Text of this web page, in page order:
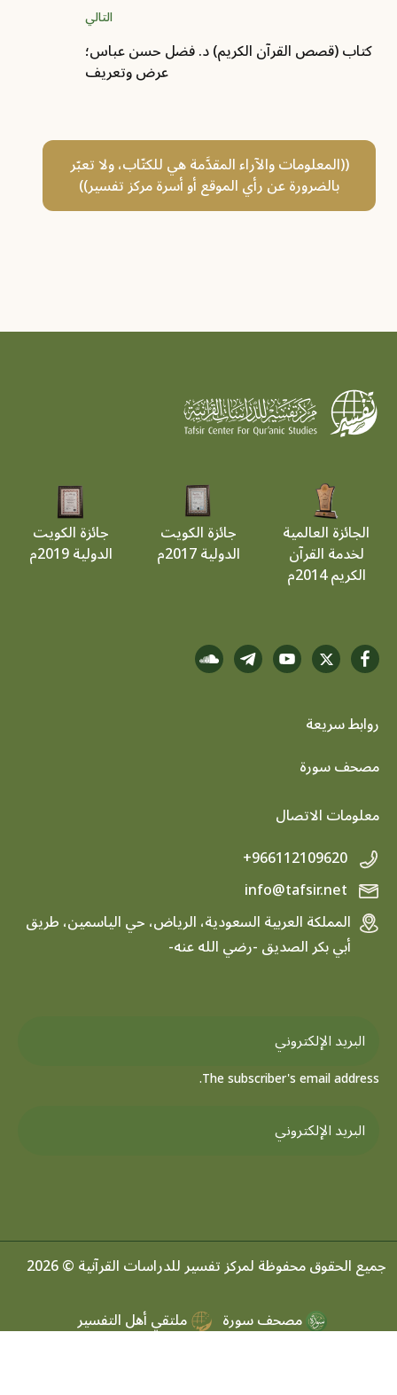
التالي
كتاب (قصص القرآن الكريم) د. فضل حسن عباس؛
عرض وتعريف
((المعلومات والآراء المقدَّمة هي للكتّاب، ولا تعبّر
بالضرورة عن رأي الموقع أو أسرة مركز تفسير))
الجائزة العالمية
لخدمة القرآن
الكريم 2014م
جائزة الكويت
الدولية 2017م
جائزة الكويت
الدولية 2019م
روابط سريعة
footer menu
مصحف سورة
معلومات الاتصال
+966112109620
المملكة العربية السعودية، الرياض، حي الياسمين، طريق
أبي بكر الصديق -رضي الله عنه-
The subscriber's email address.
جميع الحقوق محفوظة لمركز تفسير للدراسات القرآنية © 2026
مصحف سورة
ملتقي أهل التفسير